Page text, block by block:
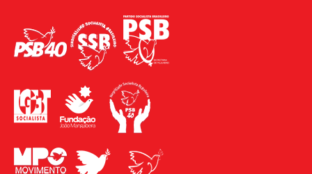
opens
in
opens
in
opens
in
new
opens
in
new
opens
in
window